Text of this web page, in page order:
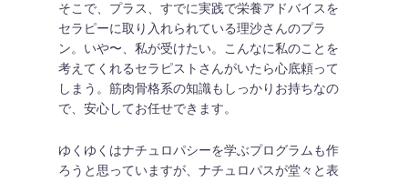
そこで、プラス、すでに実践で栄養アドバイスを
セラピーに取り入れられている理沙さんのプラ
ン。いや〜、私が受けたい。こんなに私のことを
考えてくれるセラピストさんがいたら心底頼って
しまう。筋肉骨格系の知識もしっかりお持ちなの
で、安心してお任せできます。
ゆくゆくはナチュロパシーを学ぶプログラムも作
ろうと思っていますが、ナチュロパスが堂々と表